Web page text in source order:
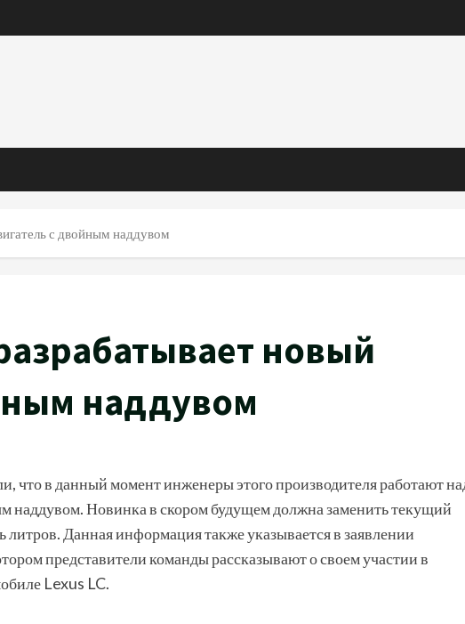
с двойным наддувом
новый
наддувом
что в данный момент инженеры этого производителя работают
Новинка в скором будущем должна заменить текущий
Данная информация также указывается в заявлении
представители команды рассказывают о своем участии в
Lexus LC.